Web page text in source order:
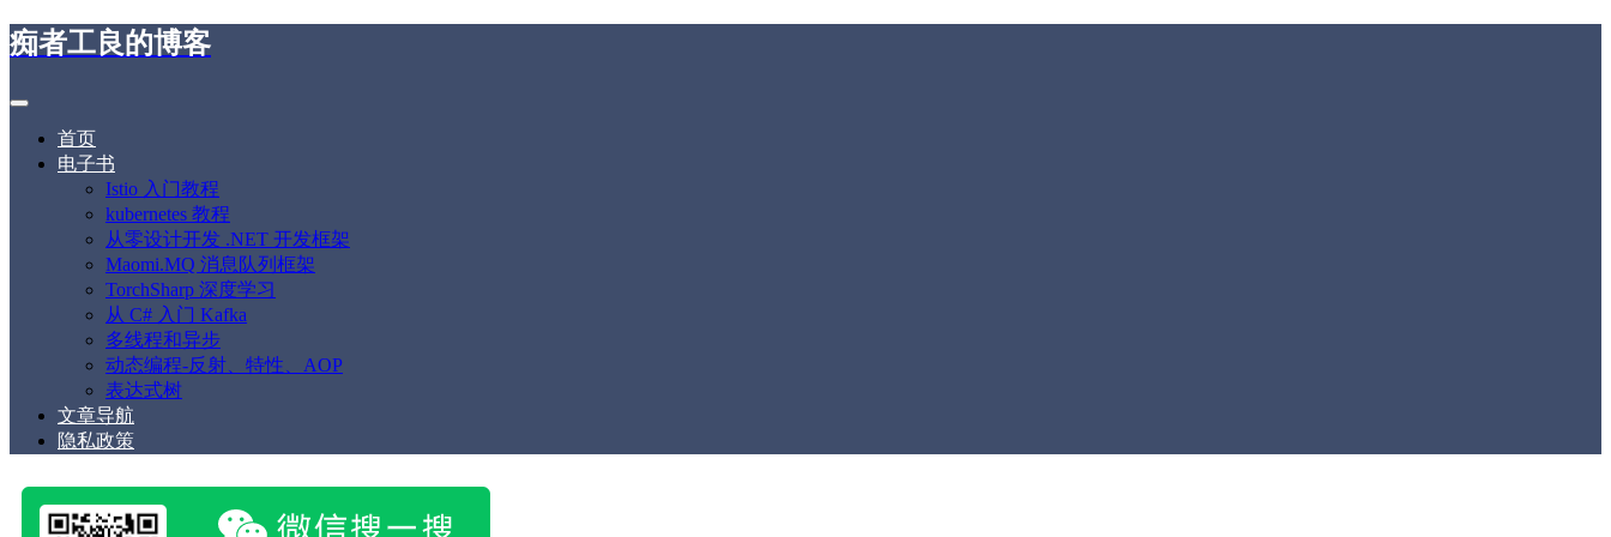
痴者工良的博客
首页
电子书
Istio 入门教程
kubernetes 教程
从零设计开发 .NET 开发框架
Maomi.MQ 消息队列框架
TorchSharp 深度学习
从 C# 入门 Kafka
多线程和异步
动态编程-反射、特性、AOP
表达式树
文章导航
隐私政策